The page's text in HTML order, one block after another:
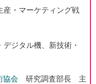
産・マーケティング戦
ジタル機、新技術・
協会 研究調査部長 主